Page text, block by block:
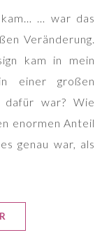
Veränderung.
kam in mein
einer großen
dafür war? Wie
enormen Anteil
genau war, als